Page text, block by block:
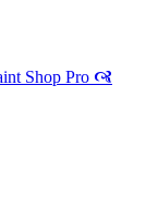
Shop Pro 🙧